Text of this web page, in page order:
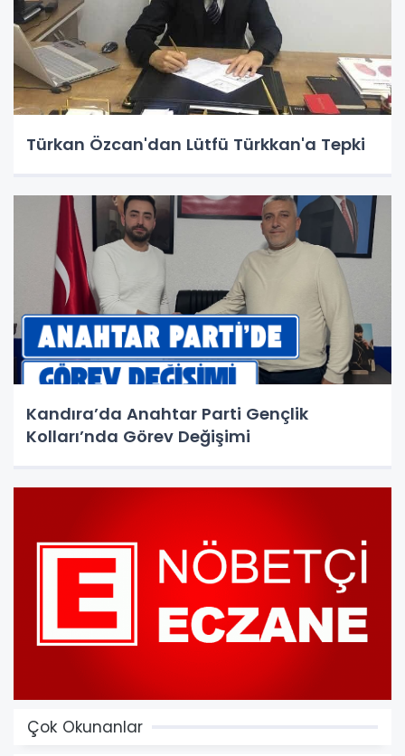
Türkan Özcan'dan Lütfü Türkkan'a Tepki
Kandıra’da Anahtar Parti Gençlik
Kolları’nda Görev Değişimi
Çok Okunanlar